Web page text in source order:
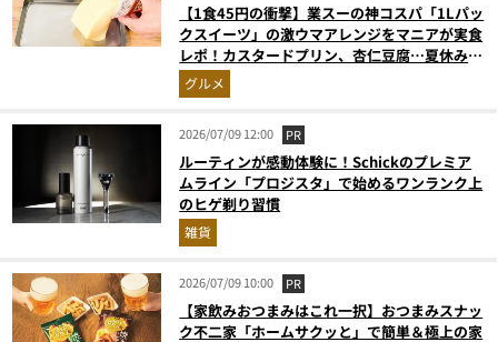
【1食45円の衝撃】業スーの神コスパ「1Lパッ
クスイーツ」の激ウマアレンジをマニアが実食
レポ！カスタードプリン、杏仁豆腐…夏休みの
おやつに最強すぎた
グルメ
2026/07/09 12:00 PR
ルーティンが感動体験に！Schickのプレミア
ムライン「プロジスタ」で始めるワンランク上
のヒゲ剃り習慣
雑貨
2026/07/09 10:00 PR
【家飲みおつまみはこれ一択】おつまみスナッ
ク不二家「ホームサクッと」で簡単＆極上の家